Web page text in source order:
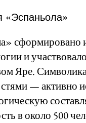
«Эспаньола»
сформировано
и
Яре.
— активно
в около 500